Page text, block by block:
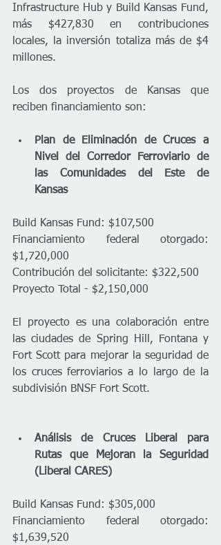
Infrastructure Hub y Build Kansas Fund,
más $427,830 en contribuciones
locales, la inversión totaliza más de $4
millones.
Los dos proyectos de Kansas que
reciben financiamiento son:
Plan de Eliminación de Cruces a
Nivel del Corredor Ferroviario de
las Comunidades del Este de
Kansas
Build Kansas Fund: $107,500
Financiamiento federal otorgado:
$1,720,000
Contribución del solicitante: $322,500
Proyecto Total - $2,150,000
El proyecto es una colaboración entre
las ciudades de Spring Hill, Fontana y
Fort Scott para mejorar la seguridad de
los cruces ferroviarios a lo largo de la
subdivisión BNSF Fort Scott.
Análisis de Cruces Liberal para
Rutas que Mejoran la Seguridad
(Liberal CARES)
Build Kansas Fund: $305,000
Financiamiento federal otorgado:
$1,639,520